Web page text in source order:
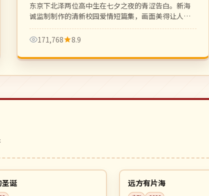
东京下北泽两位高中生在七夕之夜的青涩告白。新海
诚监制制作的清新校园爱情短篇集，画面美得让人屏
息。
171,768
8.9
99:29
圣诞 日本
高分
远方有片海